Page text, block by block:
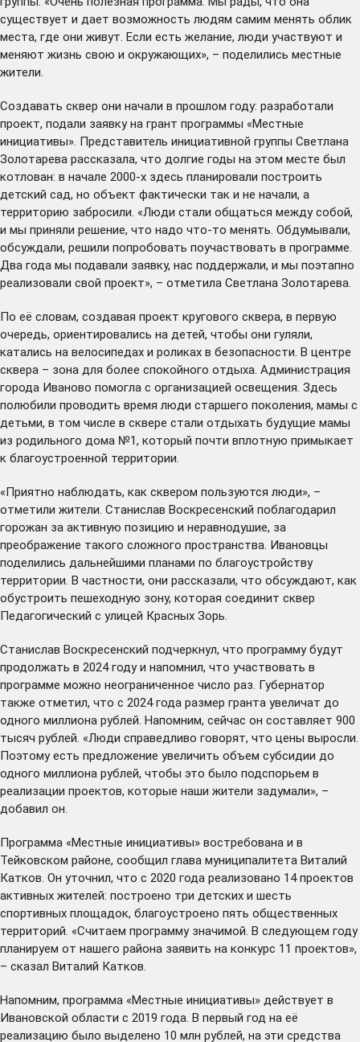
существует и дает возможность людям самим менять облик
места, где они живут. Если есть желание, люди участвуют и
меняют жизнь свою и окружающих», – поделились местные
жители.
Создавать сквер они начали в прошлом году: разработали
проект, подали заявку на грант программы «Местные
инициативы». Представитель инициативной группы Светлана
Золотарева рассказала, что долгие годы на этом месте был
котлован: в начале 2000-х здесь планировали построить
детский сад, но объект фактически так и не начали, а
территорию забросили. «Люди стали общаться между собой,
и мы приняли решение, что надо что-то менять. Обдумывали,
обсуждали, решили попробовать поучаствовать в программе.
Два года мы подавали заявку, нас поддержали, и мы поэтапно
реализовали свой проект», – отметила Светлана Золотарева.
По её словам, создавая проект кругового сквера, в первую
очередь, ориентировались на детей, чтобы они гуляли,
катались на велосипедах и роликах в безопасности. В центре
сквера – зона для более спокойного отдыха. Администрация
города Иваново помогла с организацией освещения. Здесь
полюбили проводить время люди старшего поколения, мамы с
детьми, в том числе в сквере стали отдыхать будущие мамы
из родильного дома №1, который почти вплотную примыкает
к благоустроенной территории.
«Приятно наблюдать, как сквером пользуются люди», –
отметили жители. Станислав Воскресенский поблагодарил
горожан за активную позицию и неравнодушие, за
преображение такого сложного пространства. Ивановцы
поделились дальнейшими планами по благоустройству
территории. В частности, они рассказали, что обсуждают, как
обустроить пешеходную зону, которая соединит сквер
Педагогический с улицей Красных Зорь.
Станислав Воскресенский подчеркнул, что программу будут
продолжать в 2024 году и напомнил, что участвовать в
программе можно неограниченное число раз. Губернатор
также отметил, что с 2024 года размер гранта увеличат до
одного миллиона рублей. Напомним, сейчас он составляет 900
тысяч рублей. «Люди справедливо говорят, что цены выросли.
Поэтому есть предложение увеличить объем субсидии до
одного миллиона рублей, чтобы это было подспорьем в
реализации проектов, которые наши жители задумали», –
добавил он.
Программа «Местные инициативы» востребована и в
Тейковском районе, сообщил глава муниципалитета Виталий
Катков. Он уточнил, что с 2020 года реализовано 14 проектов
активных жителей: построено три детских и шесть
спортивных площадок, благоустроено пять общественных
территорий. «Считаем программу значимой. В следующем году
планируем от нашего района заявить на конкурс 11 проектов»,
– сказал Виталий Катков.
Напомним, программа «Местные инициативы» действует в
Ивановской области с 2019 года. В первый год на её
реализацию было выделено 10 млн рублей, на эти средства